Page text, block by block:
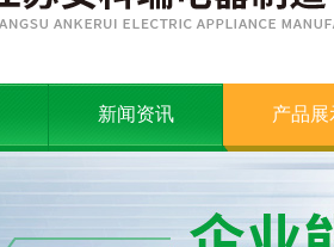
新闻资讯 产品展